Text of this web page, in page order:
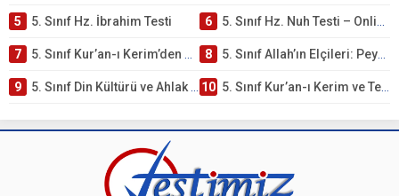
5 5. Sınıf Hz. İbrahim Testi 6 5. Sınıf Hz. Nuh Testi – Online Çöz
7 5. Sınıf Kur’an-ı Kerim’den Öğütler – Peygamber Kıssaları Testi – Online Çöz 8 5. Sınıf Allah’ın Elçileri: Peygamberler Testi – Online Çöz
9 5. Sınıf Din Kültürü ve Ahlak Bilgisi 3. Ünite: Kur’an-ı Kerim Çalışmaları 10 5. Sınıf Kur’an-ı Kerim ve Temel Özellikleri Testi – Online Çöz